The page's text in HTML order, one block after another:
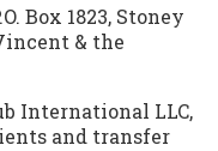
Box 1823, Stoney
& the
International LLC,
and transfer